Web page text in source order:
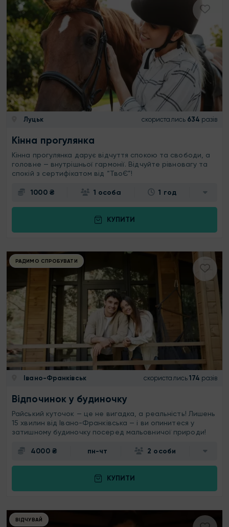
Луцьк скористались 634 разів
Кінна прогулянка
Кінна прогулянка дарує відчуття спокою та свободи, а
головне — внутрішньої гармонії. Відчуйте рівновагу та
спокій з сертифікатом від “ТвоЄ”!
1000 ₴ 1 особа 1 год
КУПИТИ
РАДИМО СПРОБУВАТИ
Івано-Франківськ скористались 174 разів
Відпочинок у будиночку
Райський куточок — це не вигадка, а реальність! Лишень
15 хвилин від Івано-Франківська — і ви опинитеся у
затишному будиночку посеред мальовничої природи!
4000 ₴ пн-чт 2 особи
КУПИТИ
ВІДЧУВАЙ